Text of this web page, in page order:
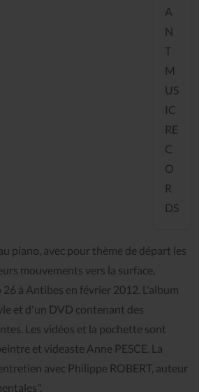
A
N
T
M
US
IC
RE
C
O
R
DS
piano, avec pour thème de départ les
mouvements vers la surface,
à Antibes en février 2012. L'album
et d'un DVD contenant des
Les vidéos et la pochette sont
et videaste Anne PESCE. La
avec Philippe ROBERT, auteur